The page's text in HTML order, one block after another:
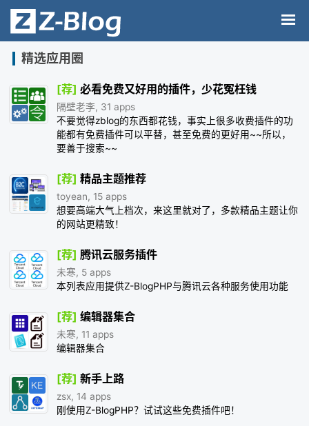
精选应用圈
[荐] 必看免费又好用的插件，少花冤枉钱
隔壁老李, 31 apps
不要觉得zblog的东西都花钱，事实上很多收费插件的功
能都有免费插件可以平替，甚至免费的更好用~~所以，
要善于搜索~~
[荐] 精品主题推荐
toyean, 15 apps
想要高端大气上档次，来这里就对了，多款精品主题让你
的网站更精致！
[荐] 腾讯云服务插件
未寒, 5 apps
本列表应用提供Z-BlogPHP与腾讯云各种服务使用功能
[荐] 编辑器集合
未寒, 11 apps
编辑器集合
[荐] 新手上路
zsx, 14 apps
刚使用Z-BlogPHP？试试这些免费插件吧！